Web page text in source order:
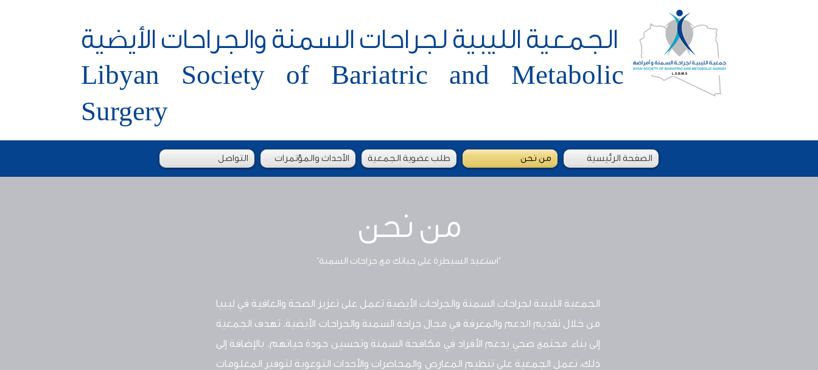
الجمعية الليبية لجراحات السمنة والجراحات الأيضية
Libyan Society of Bariatric and Metabolic
Surgery
الصفحة الرئيسية من نحن طلب عضوية الجمعية الأحداث والمؤتمرات التواصل
من نحن
"استعيد السيطرة على حياتك مع جراحات السمنة"
الجمعية الليبية لجراحات السمنة والجراحات الأيضية تعمل على تعزيز الصحة والعافية في ليبيا
من خلال تقديم الدعم والمعرفة في مجال جراحة السمنة والجراحات الأيضية. تهدف الجمعية
إلى بناء مجتمع صحي يدعم الأفراد في مكافحة السمنة وتحسين جودة حياتهم. بالإضافة إلى
ذلك، تعمل الجمعية على تنظيم المعارض والمحاضرات والأحداث التوعوية لتوفير المعلومات